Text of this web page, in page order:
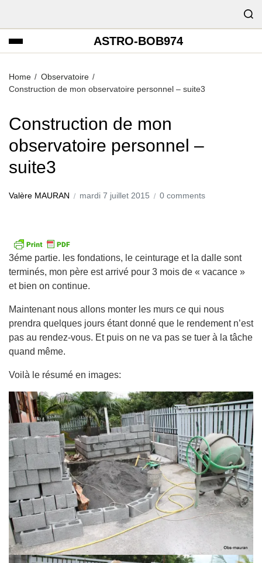
ASTRO-BOB974
Home
Observatoire
Construction de mon observatoire personnel – suite3
Construction de mon
observatoire personnel –
suite3
Valère MAURAN mardi 7 juillet 2015 0 comments
3éme partie. les fondations, le ceinturage et la dalle sont
terminés, mon père est arrivé pour 3 mois de « vacance »
et bien on continue.
Maintenant nous allons monter les murs ce qui nous
prendra quelques jours étant donné que le rendement n’est
pas au rendez-vous. Et puis on ne va pas se tuer à la tâche
quand même.
Voilà le résumé en images: